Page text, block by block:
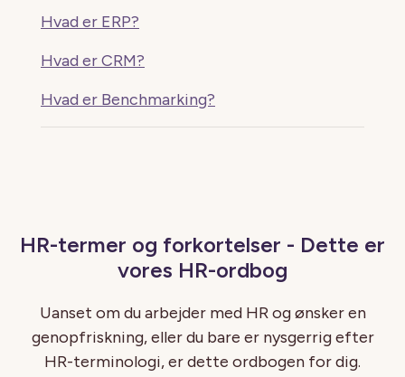
Hvad er ERP?
Hvad er CRM?
Hvad er Benchmarking?
HR-termer og forkortelser - Dette er
vores HR-ordbog
Uanset om du arbejder med HR og ønsker en
genopfriskning, eller du bare er nysgerrig efter
HR-terminologi, er dette ordbogen for dig.